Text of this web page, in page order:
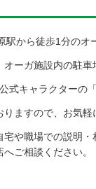
から徒歩1分のオ
ーガ施設内の駐
式キャラクターの
ますので、お気軽
や職場での説明・
ご相談ください。